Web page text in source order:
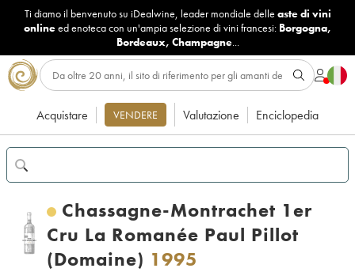
Ti diamo il benvenuto su iDealwine, leader mondiale delle aste di vini
onlineed enoteca con un'ampia selezione di vini francesi: Borgogna,
Bordeaux, Champagne...
Acquistare VENDERE Valutazione Enciclopedia
Chassagne-Montrachet 1er
Cru La Romanée Paul Pillot
(Domaine) 1995